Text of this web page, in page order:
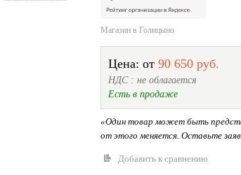
Магазин в Голицыно
Цена: от 90 650 руб.
НДС : не облагается
Есть в продаже
«Один товар может быть
от этого меняется. Оставьте
Добавить к сравнению